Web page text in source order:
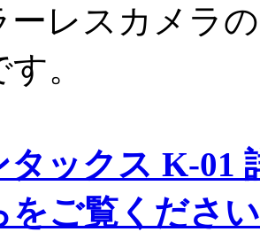
ーレスカメラ
。
タックス K-01
をご覧くださ